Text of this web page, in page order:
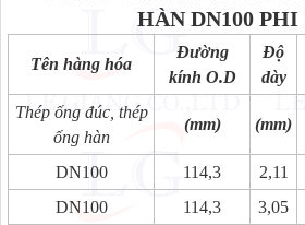
HÀN DN100 PHI
Tên hàng hóa
Đường
kính O.D
Độ
dày
Thép ống đúc, thép
ống hàn
(mm) (mm)
DN100 114,3 2,11
DN100
114,3 3,05